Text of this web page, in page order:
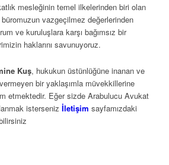
mesleğinin temel ilkelerinden biri olan
büromuzun vazgeçilmez değerlerinden
ve kuruluşlara karşı bağımsız bir
haklarını savunuyoruz.
Kuş, hukukun üstünlüğüne inanan ve
bir yaklaşımla müvekkillerine
etmektedir. Eğer sizde Arabulucu Avukat
isterseniz İletişim sayfamızdaki